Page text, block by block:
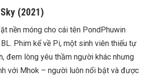
(2021)
nền móng cho cái tên PondPhuwin
Phim kể về Pi, một sinh viên thiếu tự
đem lòng yêu thầm người khác nhưng
với Mhok – người luôn nổi bật và được